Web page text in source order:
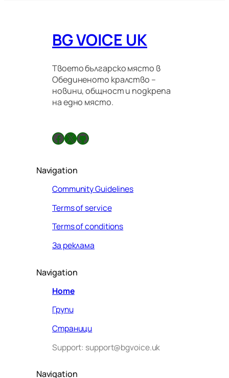
BG VOICE UK
Твоето българско място в
Обединеното кралство –
новини, общност и подкрепа
на едно място.
Facebook X GitHub
Navigation
Community Guidelines
Terms of service
Terms of conditions
За реклама
Navigation
Home
Групи
Страници
Support: support@bgvoice.uk
Navigation